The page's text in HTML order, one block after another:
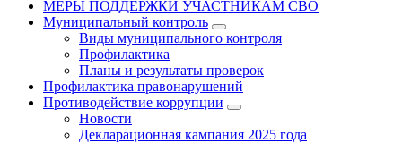
МЕРЫ ПОДДЕРЖКИ УЧАСТНИКАМ СВО
Муниципальный контроль
Виды муниципального контроля
Профилактика
Планы и результаты проверок
Профилактика правонарушений
Противодействие коррупции
Новости
Декларационная кампания 2025 года